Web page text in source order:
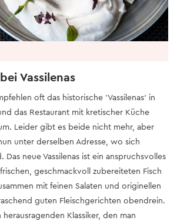
Vassilenas
oft das historische 'Vassilenas‘ in
das Restaurant mit kretischer Küche
Leider gibt es beide nicht mehr, aber
unter derselben Adresse, wo sich
Das neue Vassilenas ist ein anspruchsvolles
geschmackvoll zubereiteten Fisch
mit feinen Salaten und originellen
guten Fleischgerichten obendrein.
Klassiker, den man